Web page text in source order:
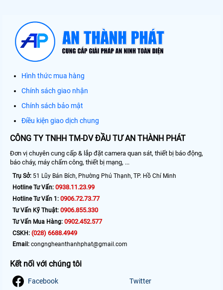
Hình thức mua hàng
Chính sách giao nhận
Chính sách bảo mật
Điều kiện giao dịch chung
CÔNG TY TNHH TM-DV ĐẦU TƯ AN THÀNH PHÁT
Đơn vị chuyên cung cấp & lắp đặt camera quan sát, thiết bị báo động,
báo cháy, máy chấm công, thiết bị mạng, ...
Trụ Sở: 51 Lũy Bán Bích, Phường Phú Thạnh, TP. Hồ Chí Minh
Hotline Tư Vấn: 0938.11.23.99
Hotline Tư Vấn 1: 0906.72.73.77
Tư Vấn Kỹ Thuật: 0906.855.330
Tư Vấn Mua Hàng: 0902.452.577
CSKH: (028) 6688.4949
Email: congngheanthanhphat@gmail.com
Kết nối với chúng tôi
Facebook Twitter